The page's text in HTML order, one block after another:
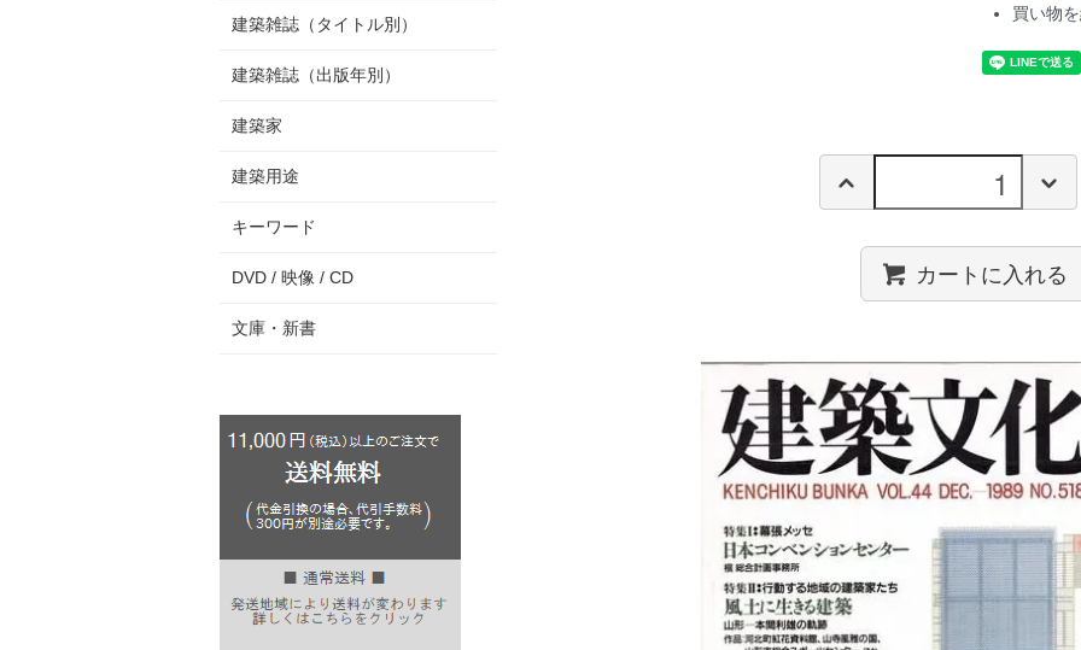
買い物
カートに入れる
建築雑誌（タイトル別）
建築雑誌（出版年別）
建築家
建築用途
キーワード
DVD / 映像 / CD
文庫・新書